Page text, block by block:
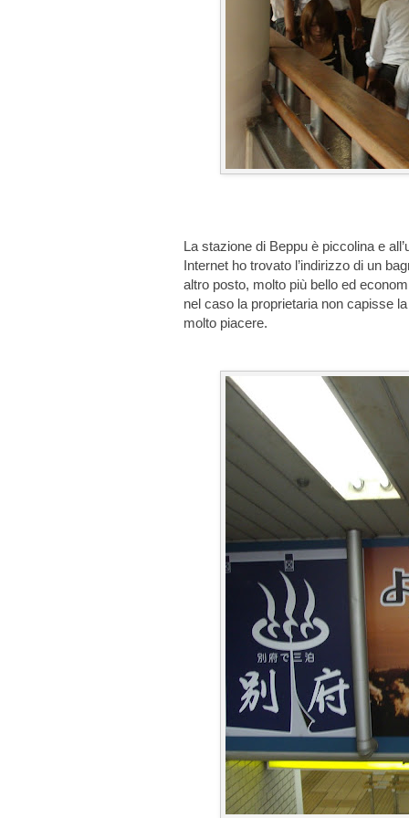
La stazione di Beppu è piccolina e
Internet ho trovato l’indirizzo di un
altro posto, molto più bello ed
nel caso la proprietaria non capisse
molto piacere.